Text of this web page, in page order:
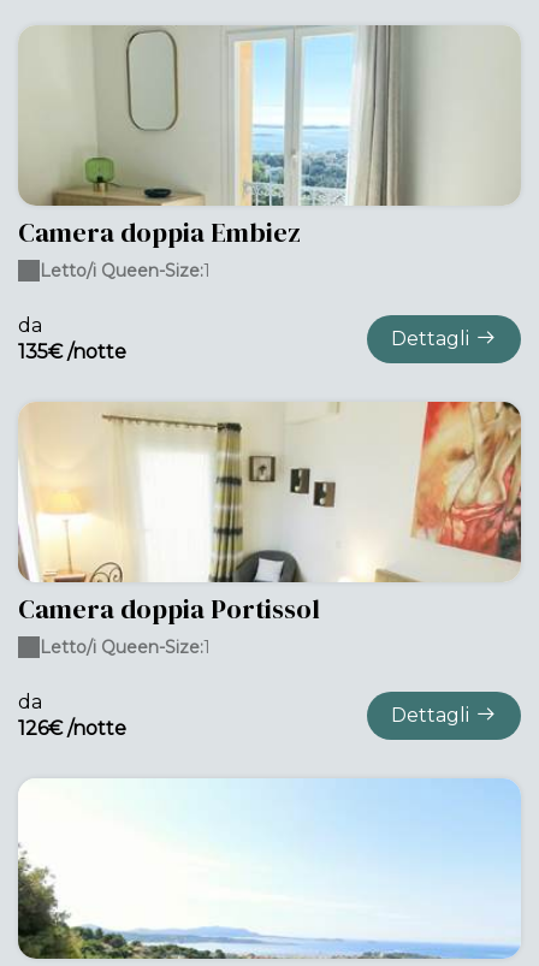
Camera doppia Embiez
da
135€ /notte
Dettagli
Letto/i Queen-Size:1
Camera doppia Portissol
da
126€ /notte
Dettagli
Letto/i Queen-Size:1